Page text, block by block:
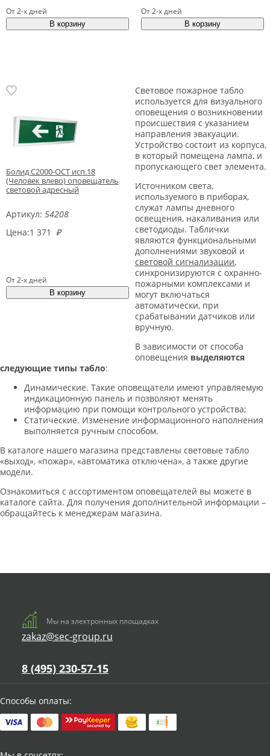
От 2-х дней От 2-х дней
Болид С2000-ОСТ исп.18
(Человек влево) оповещатель
световой адресный
Артикул: 54208
Цена:1 371 ₽
От 2-х дней
Световое пожарное табло
используется для визуального
оповещения о возникновении
происшествия с указанием
направления эвакуации.
Устройство состоит из корпуса,
в который помещена лампа, и
пропускающего свет элемента.
Источником света,
используемого в приборах,
служат лампы дневного
освещения, накаливания или
светодиоды. Таблички
являются функциональными
дополнениями звуковой и
световой сигнализации,
синхронизируются с охранно-
пожарными комплексами и
могут включаться
автоматически, при
срабатывании датчиков или
вручную.
В зависимости от способа
оповещения выделяются
следующие типы табло:
Динамические. Такие оповещатели имеют управляемую
индикационную панель и позволяют менять
информацию при помощи контрольного устройства;
Статические. Изменение информационного наполнения
выполняется ручным способом.
В каталоге нашего магазина представлены световые табло
«выход», «пожар», «автоматика отключена», а также другие
модели.
Ознакомиться с ассортиментом оповещателей вы можете в
каталоге сайта. Для получения дополнительной информации –
обращайтесь к менеджерам магазина.
Мы на электронных площадках
zakaz@sec-group.ru
8 (495) 230-57-15
Способы оплаты: